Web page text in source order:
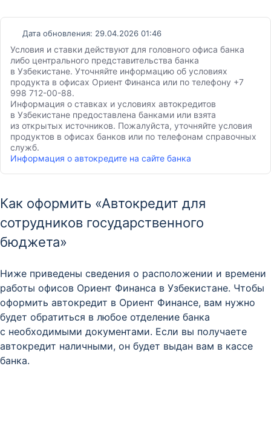
Дата обновления: 29.04.2026 01:46
Условия и ставки действуют для головного офиса банка
либо центрального представительства банка
в Узбекистане. Уточняйте информацию об условиях
продукта в офисах Ориент Финанса или по телефону +7
998 712-00-88.
Информация о ставках и условиях автокредитов
в Узбекистане предоставлена банками или взята
из открытых источников. Пожалуйста, уточняйте условия
продуктов в офисах банков или по телефонам справочных
служб.
Информация о автокредите на сайте банка
Как оформить «Автокредит для
сотрудников государственного
бюджета»
Ниже приведены сведения о расположении и времени
работы офисов Ориент Финанса в Узбекистане. Чтобы
оформить автокредит в Ориент Финансе, вам нужно
будет обратиться в любое отделение банка
с необходимыми документами. Если вы получаете
автокредит наличными, он будет выдан вам в кассе
банка.